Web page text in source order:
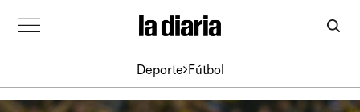
Deporte Fútbol